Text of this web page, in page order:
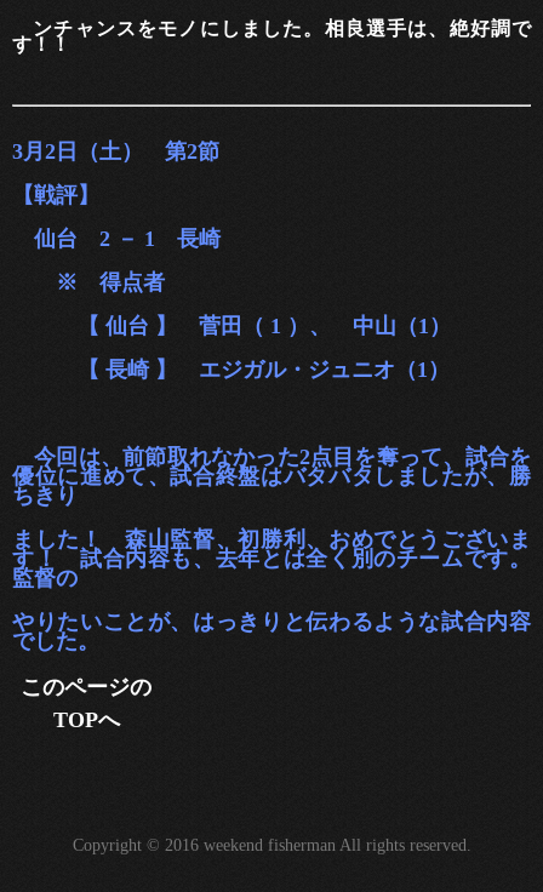
ンチャンスをモノにしまし た。相良選手は、絶好調で
す！！
3月2日（土） 第2節
【戦評】
仙台 2 － 1 長崎
※ 得点者
【 仙台 】 菅田（ 1 ）、 中山（1）
【 長崎 】 エジガル・ジュニオ（1）
今回は、前節取れなかった2点目を奪って、試合を
優位に進めて、試合終盤はバタバタしましたが、勝
ちきり
ました！ 森山監督、初勝利、おめでとうございま
す！ 試合内容も、去年とは全く別のチームです。
監督の
やりたいことが、はっきりと伝わるような試合内容
でした。
このページの
TOPへ
Copyright © 2016 weekend fisherman All rights reserved.